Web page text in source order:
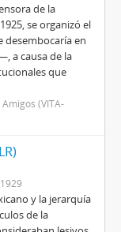
de la
se organizó el
desembocaría en
a causa de la
que
(VITA-
y la jerarquía
de la